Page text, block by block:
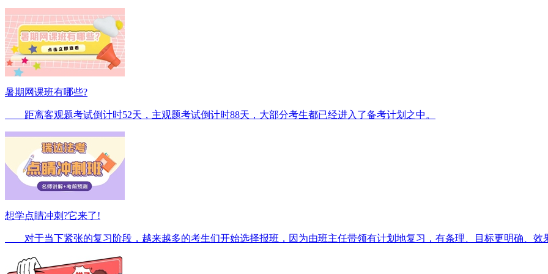
暑期网课班有哪些?
距离客观题考试倒计时52天，主观题考试倒计时88天，大部分考生都已经进入了备考计划之中。
想学点睛冲刺?它来了!
对于当下紧张的复习阶段，越来越多的考生们开始选择报班，因为由班主任带领有计划地复习，有条理、目标更明确、效